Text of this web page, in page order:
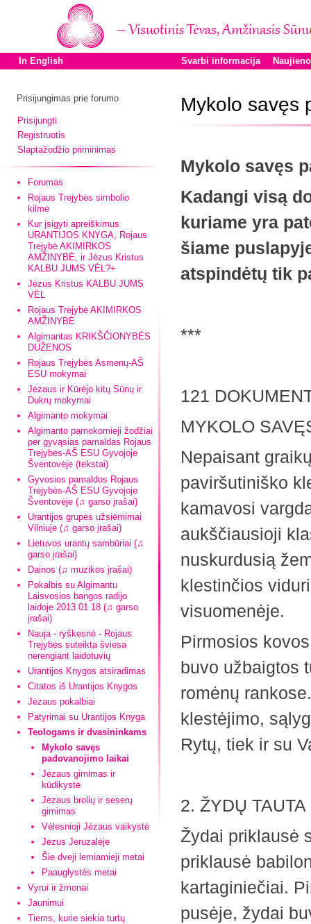
In English Svarbi informacija
Prisijungimas prie forumo
Prisijungti
Registruotis
Slaptažodžio priminimas
Forumas
Rojaus Trejybės simbolio
kilmė
Kur įsigyti apreiškimus
URANTIJOS KNYGA, Rojaus
Trejybė AKIMIRKOS
AMŽINYBĖ, ir Jėzus Kristus
KALBU JUMS VĖL?+
Jėzus Kristus KALBU JUMS
VĖL
Rojaus Trejybė AKIMIRKOS
AMŽINYBĖ
Algimantas KRIKŠČIONYBĖS
DUŽENOS
Rojaus Trejybės Asmenų-AŠ
ESU mokymai
Jėzaus ir Kūrėjo kitų Sūnų ir
Dukrų mokymai
Algimanto mokymai
Algimanto pamokomieji žodžiai
per gyvąsias pamaldas Rojaus
Trejybės-AŠ ESU Gyvojoje
Šventovėje (tekstai)
Gyvosios pamaldos Rojaus
Trejybės-AŠ ESU Gyvojoje
Šventovėje (♫ garso įrašai)
Urantijos grupės užsiėmimai
Vilniuje (♫ garso įrašai)
Lietuvos urantų sambūriai (♫
garso įrašai)
Dainos (♫ muzikos įrašai)
Pokalbis su Algimantu
Laisvosios bangos radijo
laidoje 2013 01 18 (♫ garso
įrašai)
Nauja - ryškesnė - Rojaus
Trejybės suteikta šviesa
nerengiant laidotuvių
Urantijos Knygos atsiradimas
Citatos iš Urantijos Knygos
Jėzaus pokalbiai
Patyrimai su Urantijos Knyga
Teologams ir dvasininkams
Mykolo savęs
padovanojimo laikai
Jėzaus gimimas ir
kūdikystė
Jėzaus brolių ir seserų
gimimas
Vėlesnioji Jėzaus vaikystė
Jėzus Jeruzalėje
Šie dveji lemiamieji metai
Paauglystės metai
Vyrui ir žmonai
Jaunimui
Tiems, kurie siekia turtų
Mykolo savęs
Mykolo savęs
Kadangi visą
kuriame yra
šiame
atspindėtų tik
***
121
MYKOLO
Nepaisant
paviršutiniško
kamavosi
aukščiausioji
nuskurdusią
klestinčios
visuomenėje.
Pirmosios
buvo užbaigtos
romėnų
klestėjimo,
Rytų, tiek ir su
2. ŽYDŲ TAUTA
Žydai priklausė
priklausė
kartaginiečiai.
pusėje, žydai